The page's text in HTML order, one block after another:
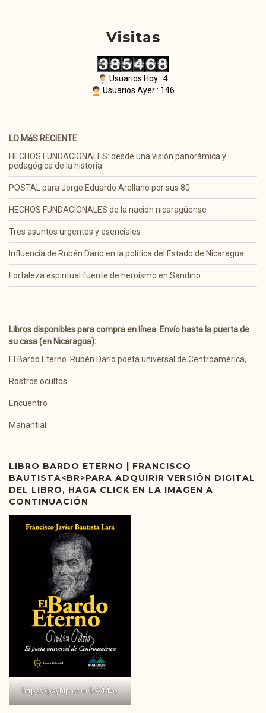
Visitas
Usuarios Hoy : 4
Usuarios Ayer : 146
LO MáS RECIENTE
HECHOS FUNDACIONALES: desde una visión panorámica y
pedagógica de la historia
POSTAL para Jorge Eduardo Arellano por sus 80
HECHOS FUNDACIONALES de la nación nicaragüense
Tres asuntos urgentes y esenciales
Influencia de Rubén Darío en la política del Estado de Nicaragua
Fortaleza espiritual fuente de heroísmo en Sandino
Libros disponibles para compra en línea. Envío hasta la puerta de
su casa (en Nicaragua):
El Bardo Eterno. Rubén Darío poeta universal de Centroamérica,
Rostros ocultos
Encuentro
Manantial
LIBRO BARDO ETERNO | FRANCISCO
BAUTISTA<BR>PARA ADQUIRIR VERSIÓN DIGITAL
DEL LIBRO, HAGA CLICK EN LA IMAGEN A
CONTINUACIÓN
https://payhip.com/b/VMvo